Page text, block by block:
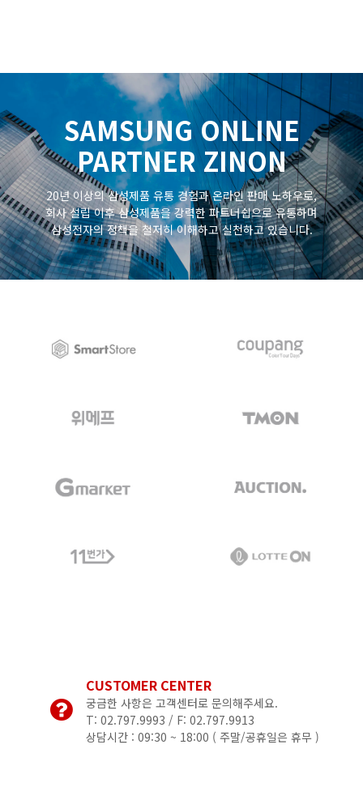
SAMSUNG ONLINE
PARTNER ZINON
20년 이상의 삼성제품 유통 경험과 온라인 판매 노하우로,
회사 설립 이후 삼성제품을 강력한 파트너쉽으로 유통하며
삼성전자의 정책을 철저히 이해하고 실천하고 있습니다.
CUSTOMER CENTER
궁금한 사항은 고객센터로 문의해주세요.
T: 02.797.9993 / F: 02.797.9913
상담시간 : 09:30 ~ 18:00 ( 주말/공휴일은 휴무 )